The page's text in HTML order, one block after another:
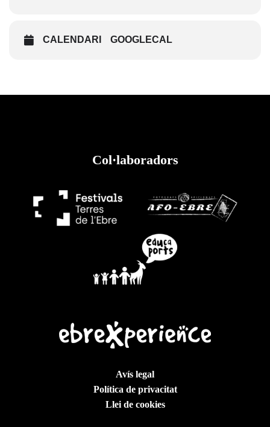
CALENDARI GOOGLECAL
Col·laboradors
Avís legal
Política de privacitat
Llei de cookies